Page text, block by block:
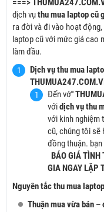
===>
dịch vụthu mua laptop cũ
ra đời và đi vào hoạt
laptop cũ với mức giá cao
làm đầu.
Dịch vụ thu mua
Đến vớ''
vớidịch vụ thu
với kinh nghiệm
cũ, chúng tôi
đồng thuận.
BÁO GIÁ TÌNH
GIA NGAY LẬP
Nguyên tắc thu mua
Thuận mua vừa bán